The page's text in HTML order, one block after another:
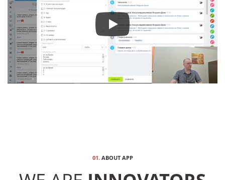
01.ABOUT APP